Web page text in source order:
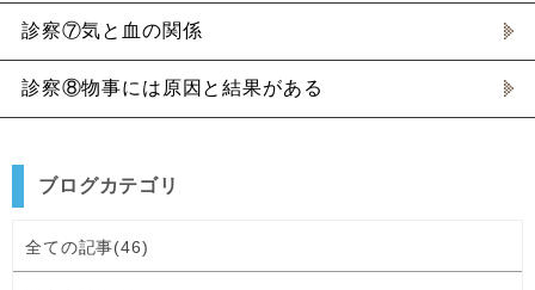
診察⑦気と血の関係
診察⑧物事には原因と結果がある
ブログカテゴリ
全ての記事(46)